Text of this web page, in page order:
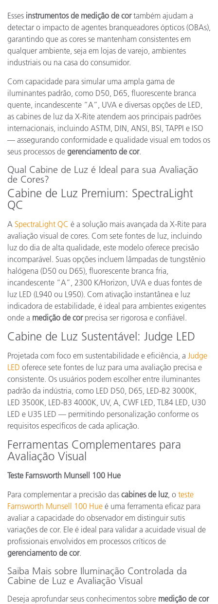
Esses instrumentos de medição de cortambém ajudam a
detectar o impacto de agentes branqueadores ópticos (OBAs),
garantindo que as cores se mantenham consistentes em
qualquer ambiente, seja em lojas de varejo, ambientes
industriais ou na casa do consumidor.
Com capacidade para simular uma ampla gama de
iluminantes padrão, como D50, D65, fluorescente branca
quente, incandescente “A”, UVA e diversas opções de LED,
as cabines de luz da X-Rite atendem aos principais padrões
internacionais, incluindo ASTM, DIN, ANSI, BSI, TAPPI e ISO
— assegurando conformidade e qualidade visual em todos os
seus processos de gerenciamento de cor.
Qual Cabine de Luz é Ideal para sua Avaliação
de Cores?
Cabine de Luz Premium: SpectraLight
QC
A SpectraLight QC é a solução mais avançada da X-Rite para
avaliação visual de cores. Com sete fontes de luz, incluindo
luz do dia de alta qualidade, este modelo oferece precisão
incomparável. Suas opções incluem lâmpadas de tungstênio
halógena (D50 ou D65), fluorescente branca fria,
incandescente “A”, 2300 K/Horizon, UVA e duas fontes de
luz LED (L940 ou L950). Com ativação instantânea e luz
indicadora de estabilidade, é ideal para ambientes exigentes
onde a medição de corprecisa ser rigorosa e confiável.
Cabine de Luz Sustentável: Judge LED
Projetada com foco em sustentabilidade e eficiência, a Judge
LED oferece sete fontes de luz para uma avaliação precisa e
consistente. Os usuários podem escolher entre iluminantes
padrão da indústria, como LED D50, D65, LED-B2 3000K,
LED 3500K, LED-B3 4000K, UV, A, CWF LED, TL84 LED, U30
LED e U35 LED — permitindo personalização conforme os
requisitos específicos de cada aplicação.
Ferramentas Complementares para
Avaliação Visual
Teste Farnsworth Munsell 100 Hue
Para complementar a precisão das cabines de luz, o teste
Farnsworth Munsell 100 Hue é uma ferramenta eficaz para
avaliar a capacidade do observador em distinguir sutis
variações de cor. Ele é ideal para validar a acuidade visual de
profissionais envolvidos em processos críticos de
gerenciamento de cor.
Saiba Mais sobre Iluminação Controlada da
Cabine de Luz e Avaliação Visual
Deseja aprofundar seus conhecimentos sobre medição de cor